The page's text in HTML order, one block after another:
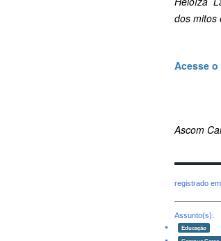
dos mitos
Acesse
Ascom
registrado
Assunto(s):
Educação